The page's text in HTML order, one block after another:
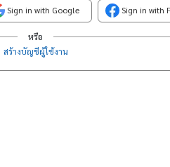
Sign in with Google Sign in with
หรือ
สร้างบัญชีผู้ใช้งาน